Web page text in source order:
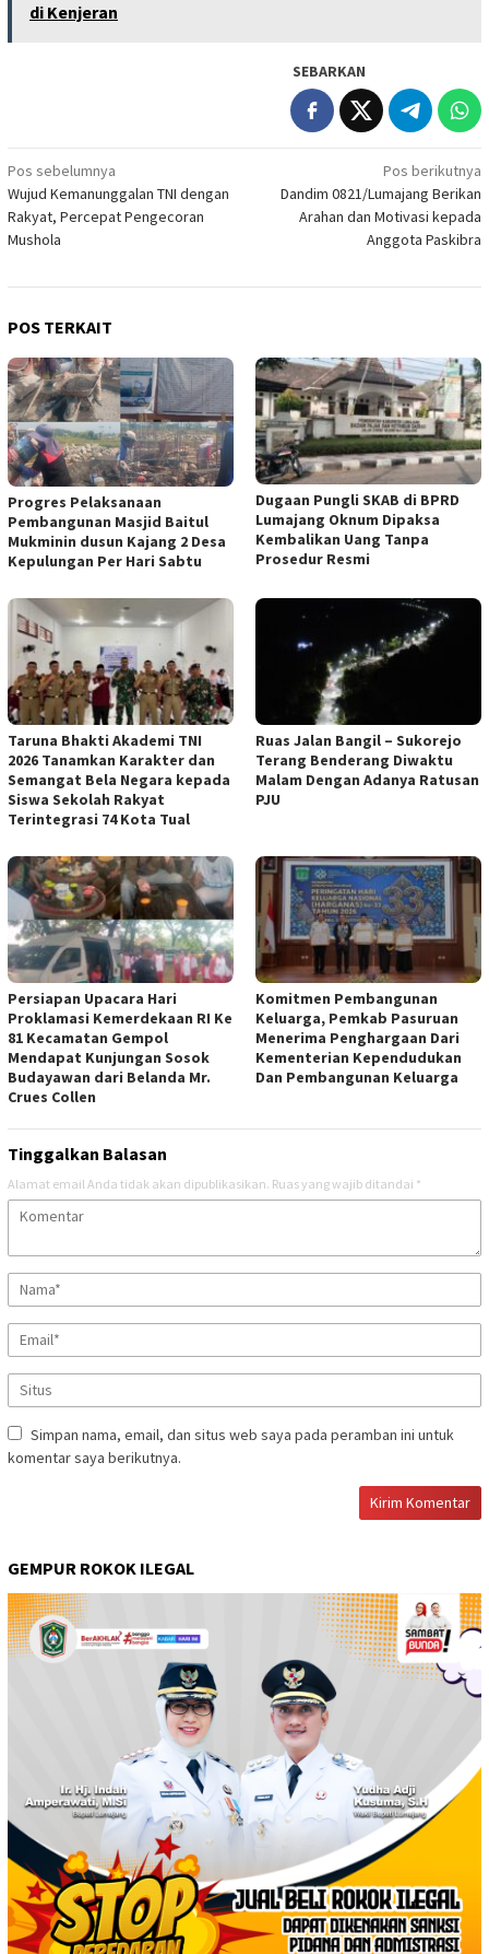
di Kenjeran
SEBARKAN
Navigasi
pos
Pos sebelumnya
Wujud Kemanunggalan TNI dengan
Rakyat, Percepat Pengecoran
Mushola
Pos berikutnya
Dandim 0821/Lumajang Berikan
Arahan dan Motivasi kepada
Anggota Paskibra
POS TERKAIT
Progres Pelaksanaan
Pembangunan Masjid Baitul
Mukminin dusun Kajang 2 Desa
Kepulungan Per Hari Sabtu
Dugaan Pungli SKAB di BPRD
Lumajang Oknum Dipaksa
Kembalikan Uang Tanpa
Prosedur Resmi
Taruna Bhakti Akademi TNI
2026 Tanamkan Karakter dan
Semangat Bela Negara kepada
Siswa Sekolah Rakyat
Terintegrasi 74 Kota Tual
Ruas Jalan Bangil – Sukorejo
Terang Benderang Diwaktu
Malam Dengan Adanya Ratusan
PJU
Persiapan Upacara Hari
Proklamasi Kemerdekaan RI Ke
81 Kecamatan Gempol
Mendapat Kunjungan Sosok
Budayawan dari Belanda Mr.
Crues Collen
Komitmen Pembangunan
Keluarga, Pemkab Pasuruan
Menerima Penghargaan Dari
Kementerian Kependudukan
Dan Pembangunan Keluarga
Tinggalkan Balasan
Alamat email Anda tidak akan dipublikasikan. Ruas yang wajib ditandai *
Simpan nama, email, dan situs web saya pada peramban ini untuk
komentar saya berikutnya.
GEMPUR ROKOK ILEGAL